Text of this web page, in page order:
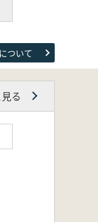
ついて
る